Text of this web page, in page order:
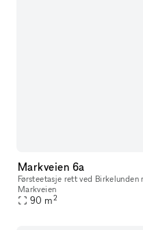
Markveien 6a
Førsteetasje rett ved
Markveien
90 m2